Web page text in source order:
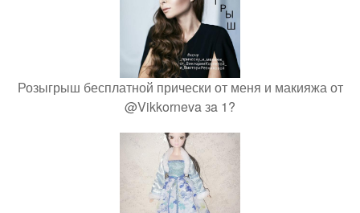
Розыгрыш бесплатной прически от меня и макияжа от
@Vikkorneva зa 1?